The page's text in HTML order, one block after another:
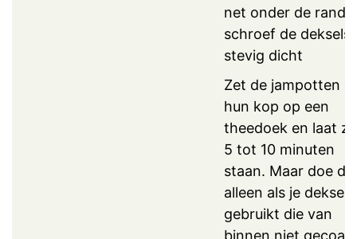
net onder de rand
schroef de deksels
stevig dicht
Zet de jampotten
hun kop op een
theedoek en laat ze
5 tot 10 minuten
staan. Maar doe
alleen als je deksels
gebruikt die van
binnen niet gecoat